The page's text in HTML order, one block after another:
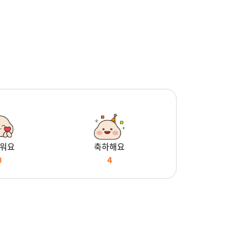
요
축하해요
4